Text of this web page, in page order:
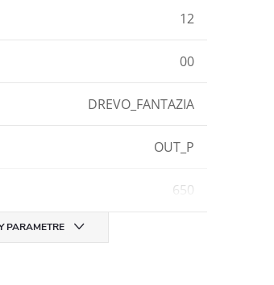
12
00
DREVO_FANTAZIA
OUT_P
650
PARAMETRE